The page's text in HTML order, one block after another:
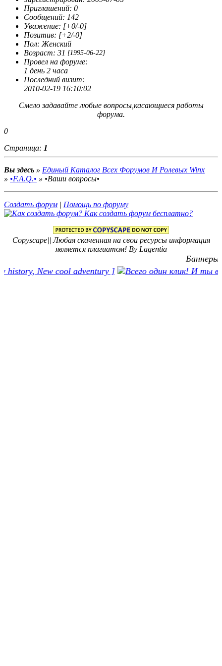
скорее от нечего делать. Вот собственно говоря и всё.
Приглашений: 0
Сообщений: 142
Уважение: [+0/-0]
Позитив: [+2/-0]
Пол: Женский
Возраст: 31 [1995-06-22]
Провел на форуме:
1 день 2 часа
Последний визит:
2010-02-19 16:10:02
Смело задавайте любые вопросы,касающиеся работы
форума.
0
Страница: 1
Вы здесь » Единый Каталог Всех Форумов И Ролевых Winx
» •F.A.Q.• » •Ваши вопросы•
Создать форум | Помощь по форуму
Copyscape|| Любая скаченная на свои ресурсы информация
является плагиатом! By Lagentia
Баннеры: